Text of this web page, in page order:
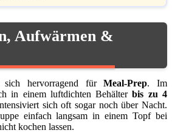
Aufwärmen &
sich hervorragend fürMeal-Prep. Im
in einem luftdichten Behälterbis zu 4
sich oft sogar noch über Nacht.
einfach langsam in einem Topf bei
kochen lassen.